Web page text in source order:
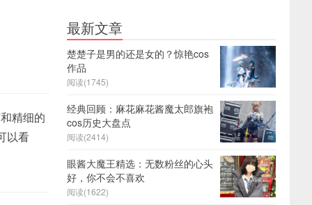
精细的
以看
最新文章
楚楚子是男的还是女的？惊艳cos
作品
阅读(1745)
经典回顾：麻花麻花酱魔太郎旗袍
cos历史大盘点
阅读(2414)
眼酱大魔王精选：无数粉丝的心头
好，你不会不喜欢
阅读(1622)